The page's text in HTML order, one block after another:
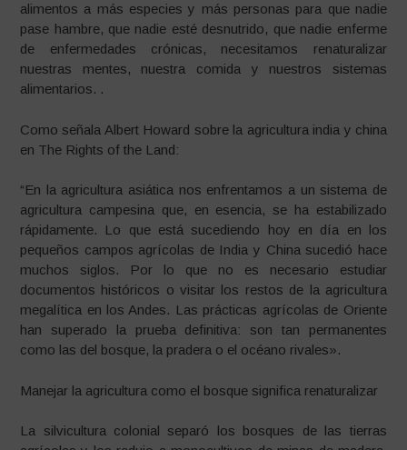
alimentos a más especies y más personas para que nadie
pase hambre, que nadie esté desnutrido, que nadie enferme
de enfermedades crónicas, necesitamos renaturalizar
nuestras mentes, nuestra comida y nuestros sistemas
alimentarios. .
Como señala Albert Howard sobre la agricultura india y china
en The Rights of the Land:
“En la agricultura asiática nos enfrentamos a un sistema de
agricultura campesina que, en esencia, se ha estabilizado
rápidamente. Lo que está sucediendo hoy en día en los
pequeños campos agrícolas de India y China sucedió hace
muchos siglos. Por lo que no es necesario estudiar
documentos históricos o visitar los restos de la agricultura
megalítica en los Andes. Las prácticas agrícolas de Oriente
han superado la prueba definitiva: son tan permanentes
como las del bosque, la pradera o el océano rivales».
Manejar la agricultura como el bosque significa renaturalizar
La silvicultura colonial separó los bosques de las tierras